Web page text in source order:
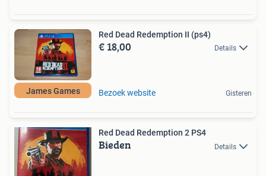
James Games
Red Dead Redemption II (ps4)
€ 18,00 Details
Bezoek website Gisteren
Red Dead Redemption 2 PS4
Bieden Details